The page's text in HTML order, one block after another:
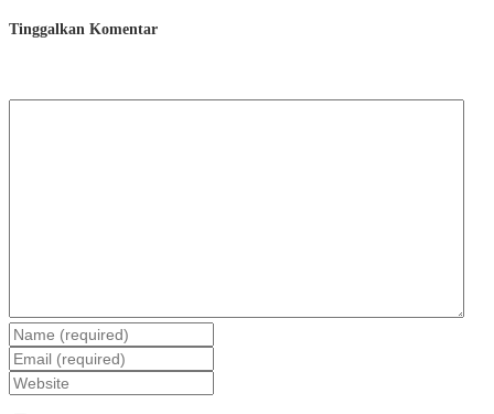
Tinggalkan Komentar